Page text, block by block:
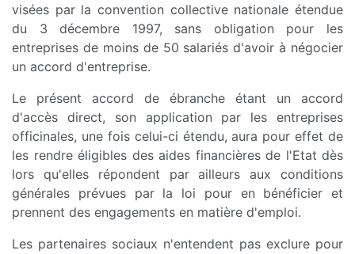
visées par la convention collective nationale étendue
du 3 décembre 1997, sans obligation pour les
entreprises de moins de 50 salariés d'avoir à négocier
un accord d'entreprise.
Le présent accord de ébranche étant un accord
d'accès direct, son application par les entreprises
officinales, une fois celui-ci étendu, aura pour effet de
les rendre éligibles des aides financières de l'Etat dès
lors qu'elles répondent par ailleurs aux conditions
générales prévues par la loi pour en bénéficier et
prennent des engagements en matière d'emploi.
Les partenaires sociaux n'entendent pas exclure pour